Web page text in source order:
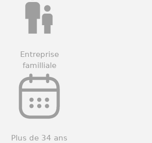
Entreprise
familliale
Plus de 34 ans